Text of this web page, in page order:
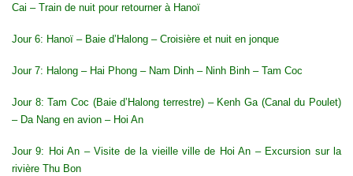
Cai – Train de nuit pour retourner à Hanoï
Jour 6: Hanoï – Baie d’Halong – Croisière et nuit en jonque
Jour 7: Halong – Hai Phong – Nam Dinh – Ninh Binh – Tam Coc
Jour 8: Tam Coc (Baie d’Halong terrestre) – Kenh Ga (Canal du Poulet)
– Da Nang en avion – Hoi An
Jour 9: Hoi An – Visite de la vieille ville de Hoi An – Excursion sur la
rivière Thu Bon